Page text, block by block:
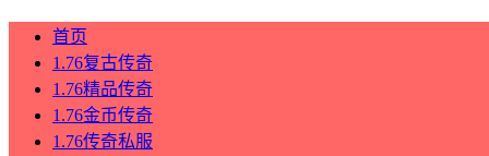
首页
1.76复古传奇
1.76精品传奇
1.76金币传奇
1.76传奇私服